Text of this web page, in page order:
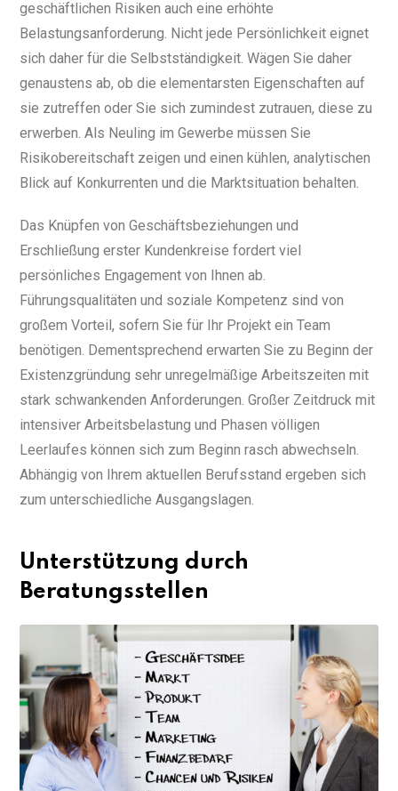
geschäftlichen Risiken auch eine erhöhte
Belastungsanforderung. Nicht jede Persönlichkeit eignet
sich daher für die Selbstständigkeit. Wägen Sie daher
genaustens ab, ob die elementarsten Eigenschaften auf
sie zutreffen oder Sie sich zumindest zutrauen, diese zu
erwerben. Als Neuling im Gewerbe müssen Sie
Risikobereitschaft zeigen und einen kühlen, analytischen
Blick auf Konkurrenten und die Marktsituation behalten.
Das Knüpfen von Geschäftsbeziehungen und
Erschließung erster Kundenkreise fordert viel
persönliches Engagement von Ihnen ab.
Führungsqualitäten und soziale Kompetenz sind von
großem Vorteil, sofern Sie für Ihr Projekt ein Team
benötigen. Dementsprechend erwarten Sie zu Beginn der
Existenzgründung sehr unregelmäßige Arbeitszeiten mit
stark schwankenden Anforderungen. Großer Zeitdruck mit
intensiver Arbeitsbelastung und Phasen völligen
Leerlaufes können sich zum Beginn rasch abwechseln.
Abhängig von Ihrem aktuellen Berufsstand ergeben sich
zum unterschiedliche Ausgangslagen.
Unterstützung durch
Beratungsstellen